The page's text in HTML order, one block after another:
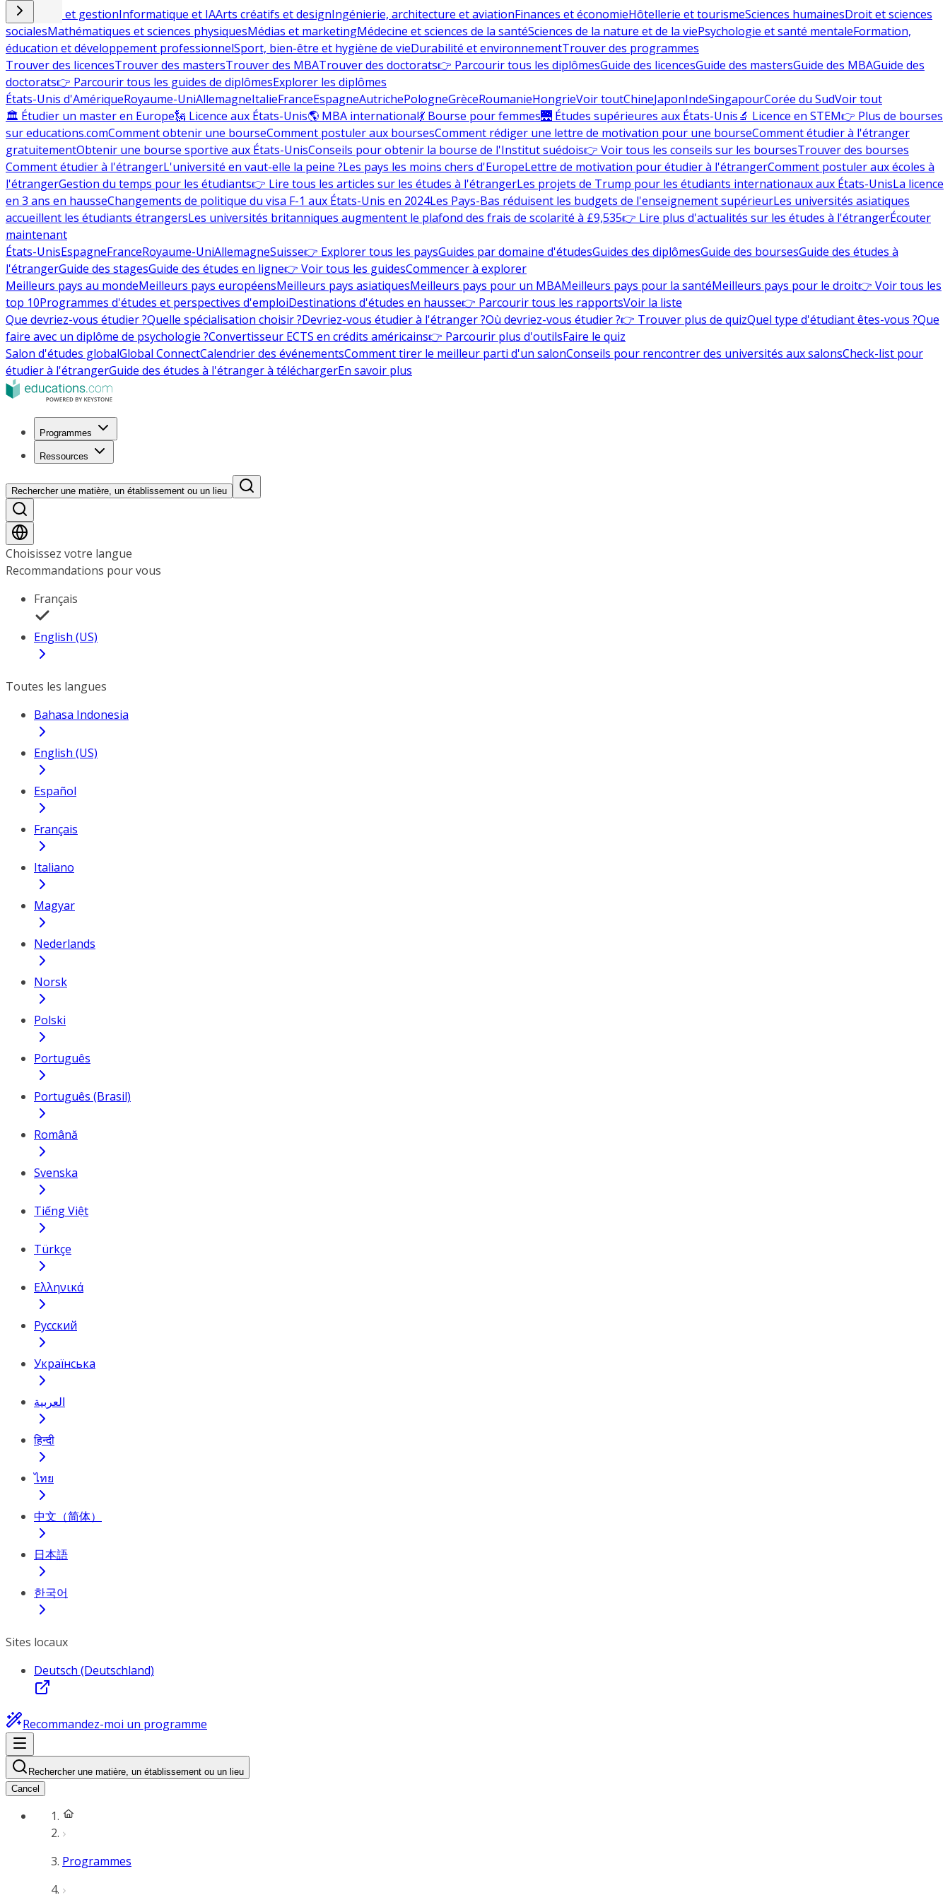
Commerce et gestionInformatique et IAArts créatifs et designIngénierie, architecture et aviationFinances et économieHôtellerie et tourismeSciences humainesDroit et sciences
socialesMathématiques et sciences physiquesMédias et marketingMédecine et sciences de la santéSciences de la nature et de la viePsychologie et santé mentaleFormation,
éducation et développement professionnelSport, bien-être et hygiène de vieDurabilité et environnementTrouver des programmes
Trouver des licencesTrouver des mastersTrouver des MBATrouver des doctorats👉 Parcourir tous les diplômesGuide des licencesGuide des mastersGuide des MBAGuide des
doctorats👉 Parcourir tous les guides de diplômesExplorer les diplômes
États-Unis d'AmériqueRoyaume-UniAllemagneItalieFranceEspagneAutrichePologneGrèceRoumanieHongrieVoir toutChineJaponIndeSingapourCorée du SudVoir tout
🏛 Étudier un master en Europe🗽 Licence aux États-Unis🌎 MBA international💃 Bourse pour femmes🌉 Études supérieures aux États-Unis🔬 Licence en STEM👉 Plus de bourses
sur educations.comComment obtenir une bourseComment postuler aux boursesComment rédiger une lettre de motivation pour une bourseComment étudier à l'étranger
gratuitementObtenir une bourse sportive aux États-UnisConseils pour obtenir la bourse de l'Institut suédois👉 Voir tous les conseils sur les boursesTrouver des bourses
Comment étudier à l'étrangerL'université en vaut-elle la peine ?Les pays les moins chers d'EuropeLettre de motivation pour étudier à l'étrangerComment postuler aux écoles à
l'étrangerGestion du temps pour les étudiants👉 Lire tous les articles sur les études à l'étrangerLes projets de Trump pour les étudiants internationaux aux États-UnisLa licence
en 3 ans en hausseChangements de politique du visa F-1 aux États-Unis en 2024Les Pays-Bas réduisent les budgets de l'enseignement supérieurLes universités asiatiques
accueillent les étudiants étrangersLes universités britanniques augmentent le plafond des frais de scolarité à £9,535👉 Lire plus d'actualités sur les études à l'étrangerÉcouter
maintenant
États-UnisEspagneFranceRoyaume-UniAllemagneSuisse👉 Explorer tous les paysGuides par domaine d'étudesGuides des diplômesGuide des boursesGuide des études à
l'étrangerGuide des stagesGuide des études en ligne👉 Voir tous les guidesCommencer à explorer
Meilleurs pays au mondeMeilleurs pays européensMeilleurs pays asiatiquesMeilleurs pays pour un MBAMeilleurs pays pour la santéMeilleurs pays pour le droit👉 Voir tous les
top 10Programmes d'études et perspectives d'emploiDestinations d'études en hausse👉 Parcourir tous les rapportsVoir la liste
Que devriez-vous étudier ?Quelle spécialisation choisir ?Devriez-vous étudier à l'étranger ?Où devriez-vous étudier ?👉 Trouver plus de quizQuel type d'étudiant êtes-vous ?Que
faire avec un diplôme de psychologie ?Convertisseur ECTS en crédits américains👉 Parcourir plus d'outilsFaire le quiz
Salon d'études globalGlobal ConnectCalendrier des événementsComment tirer le meilleur parti d'un salonConseils pour rencontrer des universités aux salonsCheck-list pour
étudier à l'étrangerGuide des études à l'étranger à téléchargerEn savoir plus
Programmes
Ressources
Rechercher une matière, un établissement ou un lieu
Choisissez votre langue
Recommandations pour vous
Français
English (US)
Toutes les langues
Bahasa Indonesia
English (US)
Español
Français
Italiano
Magyar
Nederlands
Norsk
Polski
Português
Português (Brasil)
Română
Svenska
Tiếng Việt
Türkçe
Ελληνικά
Русский
Українська
العربية
हिन्दी
ไทย
中文（简体）
日本語
한국어
Sites locaux
Deutsch (Deutschland)
Recommandez-moi un programme
Rechercher une matière, un établissement ou un lieu
Cancel
Programmes